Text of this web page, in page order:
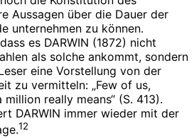
Aussagen über die Dauer der
unternehmen zu können.
es DARWIN (1872) nicht
als solche ankommt, sondern
eine Vorstellung von der
zu vermitteln: „Few of us,
really means“ (S. 413).
DARWIN immer wieder mit der
12